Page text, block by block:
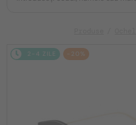
2-4 ZILE -20%